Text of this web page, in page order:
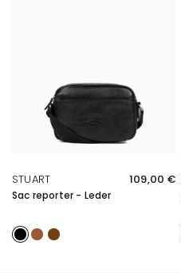
STUART 109,00 €
Sac reporter - Leder
NoirCognac
Marron